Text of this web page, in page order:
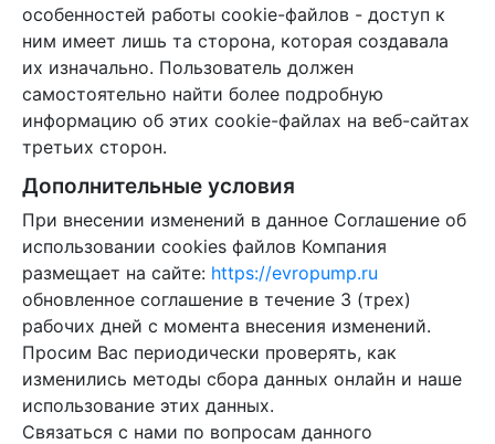
особенностей работы cookie-файлов - доступ к
ним имеет лишь та сторона, которая создавала
их изначально. Пользователь должен
самостоятельно найти более подробную
информацию об этих cookie-файлах на веб-сайтах
третьих сторон.
Дополнительные условия
При внесении изменений в данное Соглашение об
использовании cookies файлов Компания
размещает на сайте: https://evropump.ru
обновленное соглашение в течение 3 (трех)
рабочих дней с момента внесения изменений.
Просим Вас периодически проверять, как
изменились методы сбора данных онлайн и наше
использование этих данных.
Связаться с нами по вопросам данного